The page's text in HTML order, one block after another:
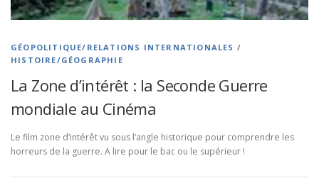
GÉOPOLITIQUE/RELATIONS INTERNATIONALES /
HISTOIRE/GÉOGRAPHIE
La Zone d’intérêt : la Seconde Guerre
mondiale au Cinéma
Le film zone d’intérêt vu sous l’angle historique pour comprendre les
horreurs de la guerre. A lire pour le bac ou le supérieur !